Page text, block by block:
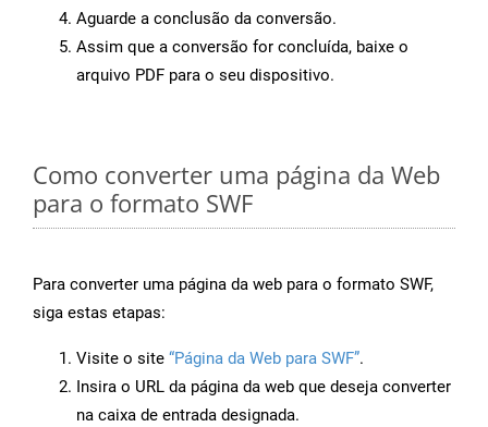
Aguarde a conclusão da conversão.
Assim que a conversão for concluída, baixe o
arquivo PDF para o seu dispositivo.
Como converter uma página da Web
para o formato SWF
Para converter uma página da web para o formato SWF,
siga estas etapas:
Visite o site “Página da Web para SWF”.
Insira o URL da página da web que deseja converter
na caixa de entrada designada.